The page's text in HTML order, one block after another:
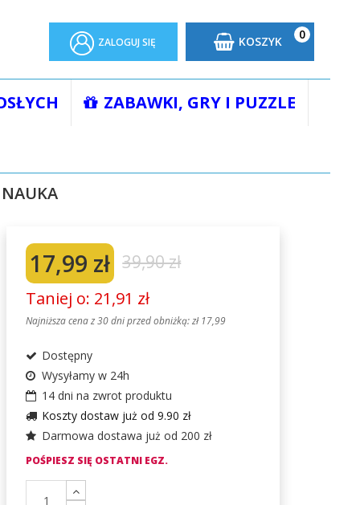
ZALOGUJ SIĘ KOSZYK 0
ZABAWKI, GRY I PUZZLE
17,99 zł 39,90 zł
Taniej o: 21,91 zł
Najniższa cena z 30 dni przed obniżką:zł 17,99
Dostępny
Wysyłamy w 24h
14 dni na zwrot produktu
Koszty dostaw już od 9.90 zł
Darmowa dostawa już od 200 zł
POŚPIESZ SIĘ OSTATNI EGZ.